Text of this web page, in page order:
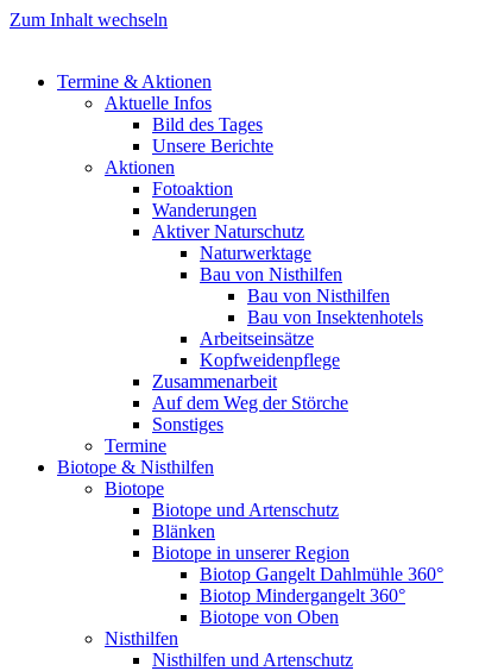
Zum Inhalt wechseln
Termine & Aktionen
Aktuelle Infos
Bild des Tages
Unsere Berichte
Aktionen
Fotoaktion
Wanderungen
Aktiver Naturschutz
Naturwerktage
Bau von Nisthilfen
Bau von Nisthilfen
Bau von Insektenhotels
Arbeitseinsätze
Kopfweidenpflege
Zusammenarbeit
Auf dem Weg der Störche
Sonstiges
Termine
Biotope & Nisthilfen
Biotope
Biotope und Artenschutz
Blänken
Biotope in unserer Region
Biotop Gangelt Dahlmühle 360°
Biotop Mindergangelt 360°
Biotope von Oben
Nisthilfen
Nisthilfen und Artenschutz